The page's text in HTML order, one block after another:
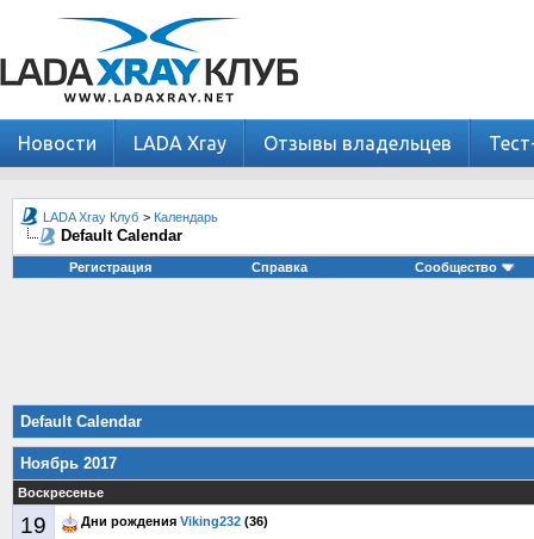
Новости LADA Xray Отзывы владельцев
LADA Xray Клуб > Календарь
Default Calendar
Регистрация Справка Сообщество
Default Calendar
Ноябрь 2017
Воскресенье
19 Дни рождения Viking232 (36)